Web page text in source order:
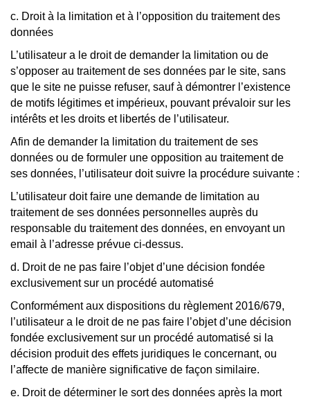
c. Droit à la limitation et à l’opposition du traitement des
données
L’utilisateur a le droit de demander la limitation ou de
s’opposer au traitement de ses données par le site, sans
que le site ne puisse refuser, sauf à démontrer l’existence
de motifs légitimes et impérieux, pouvant prévaloir sur les
intérêts et les droits et libertés de l’utilisateur.
Afin de demander la limitation du traitement de ses
données ou de formuler une opposition au traitement de
ses données, l’utilisateur doit suivre la procédure suivante :
L’utilisateur doit faire une demande de limitation au
traitement de ses données personnelles auprès du
responsable du traitement des données, en envoyant un
email à l’adresse prévue ci-dessus.
d. Droit de ne pas faire l’objet d’une décision fondée
exclusivement sur un procédé automatisé
Conformément aux dispositions du règlement 2016/679,
l’utilisateur a le droit de ne pas faire l’objet d’une décision
fondée exclusivement sur un procédé automatisé si la
décision produit des effets juridiques le concernant, ou
l’affecte de manière significative de façon similaire.
e. Droit de déterminer le sort des données après la mort